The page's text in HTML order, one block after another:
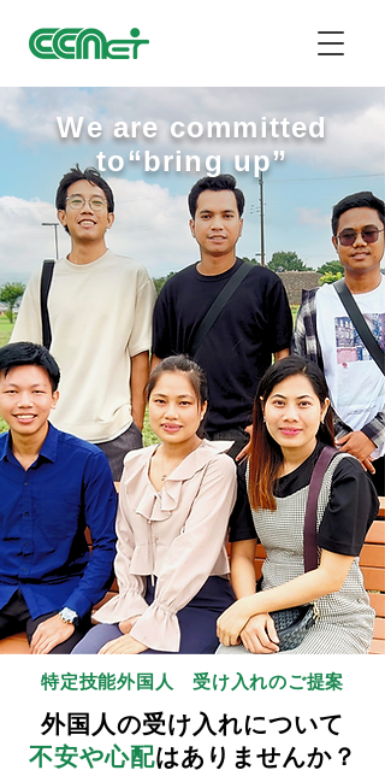
We are committed
to“bring up”
特定技能外国人 受け入れのご提案
​外国人の受け入れについて
不安や心配はありませんか？